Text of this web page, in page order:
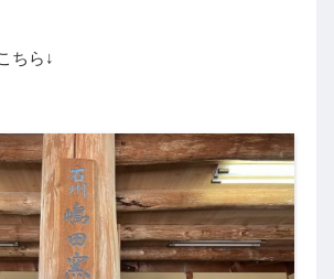
ちら↓